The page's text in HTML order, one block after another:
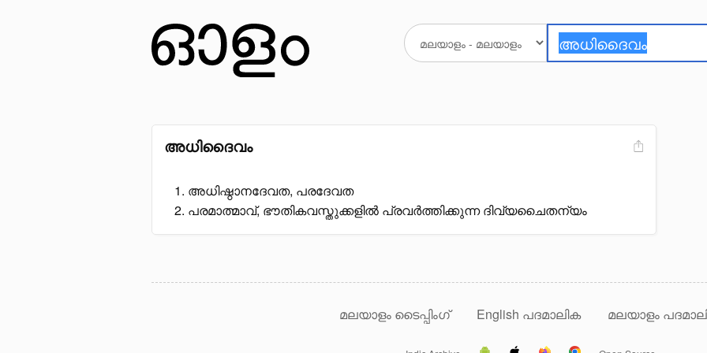
അധിദൈവം
അധിഷ്ഠാനദേവത, പരദേവത
പരമാത്മാവ്, ഭൗതികവസ്തുക്കളിൽ പ്രവർത്തിക്കുന്ന ദിവ്യചൈതന്യം
മലയാളം ടൈപ്പിംഗ് English പദമാലിക മലയാളം